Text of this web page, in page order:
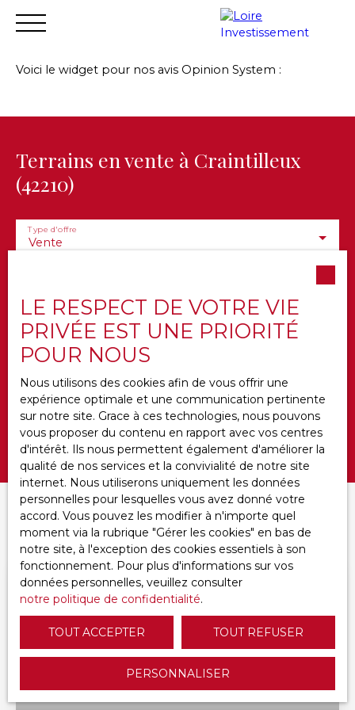
Accueil Acheter Vendre Louer Financer
Voici le widget pour nos avis Opinion System :
Terrains en vente à Craintilleux
(42210)
Vente
Type d'offre
Craintilleux (42210)
Localisation
Budget max (€)
Surface min (m²)
Rechercher
Pertinence
Trier par
CRÉER UNE ALERTE
LE RESPECT DE VOTRE VIE
PRIVÉE EST UNE PRIORITÉ
POUR NOUS
Nous utilisons des cookies afin de vous offrir une
expérience optimale et une communication pertinente
sur notre site. Grace à ces technologies, nous pouvons
vous proposer du contenu en rapport avec vos centres
d'intérêt. Ils nous permettent également d'améliorer la
qualité de nos services et la convivialité de notre site
internet. Nous utiliserons uniquement les données
personnelles pour lesquelles vous avez donné votre
accord. Vous pouvez les modifier à n'importe quel
moment via la rubrique ″Gérer les cookies″ en bas de
notre site, à l'exception des cookies essentiels à son
fonctionnement. Pour plus d'informations sur vos
données personnelles, veuillez consulter
notre politique de confidentialité.
TOUT ACCEPTER TOUT REFUSER
PERSONNALISER